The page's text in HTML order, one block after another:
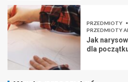
PRZEDMIOTY
PRZEDMIOTY
Jak
dla